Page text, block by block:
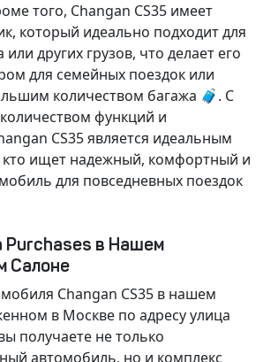
того, Changan CS35 имеет
, который идеально подходит для
других грузов, что делает его
для семейных поездок или
количеством багажа 🧳. С
функций и
CS35 является идеальным
кто ищет надежный, комфортный и
для повседневных поездок
в Нашем
Салоне
Changan CS35 в нашем
в Москве по адресу улица
получаете не только
автомобиль, но и комплекс